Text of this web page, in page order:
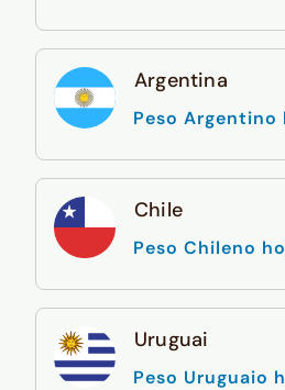
Argentina
Peso Argentino
Chile
Peso Chileno
Uruguai
Peso Uruguaio